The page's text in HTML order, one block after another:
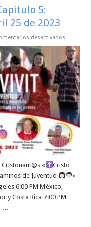
5:
25 de 2023
desactivados
JMJ
&
Christus
Vivit,
Capítulo
5:
Caminos
de
Juventud
–
Abril
25
de
2023
«
Cristo
de Juventud
»
6:00 PM México,
y Costa Rica 7:00 PM
…